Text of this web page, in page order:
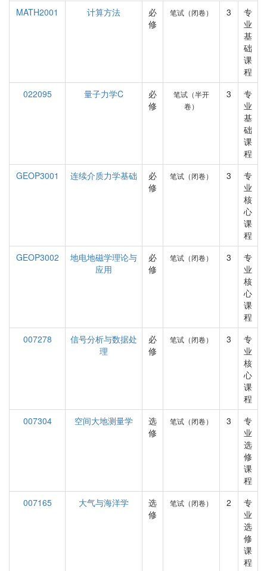
MATH2001 计算方法
必
修
笔试（闭卷） 3
专
业
基
础
课
程
022095
量子力学C
必
修
笔试（半开
卷）
3
专
业
基
础
课
程
GEOP3001
连续介质力学基础
必
修
笔试（闭卷） 3
专
业
核
心
课
程
GEOP3002
地电地磁学理论与
应用
必
修
笔试（闭卷） 3
专
业
核
心
课
程
007278
信号分析与数据处
理
必
修
笔试（闭卷） 3
专
业
核
心
课
程
007304
空间大地测量学
选
修
笔试（闭卷） 3
专
业
选
修
课
程
007165
大气与海洋学
选
修
笔试（闭卷） 2
专
业
选
修
课
程